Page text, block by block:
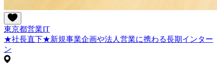
東京都営業IT
★社長直下★新規事業企画や法人営業に携わる長期インター
ン